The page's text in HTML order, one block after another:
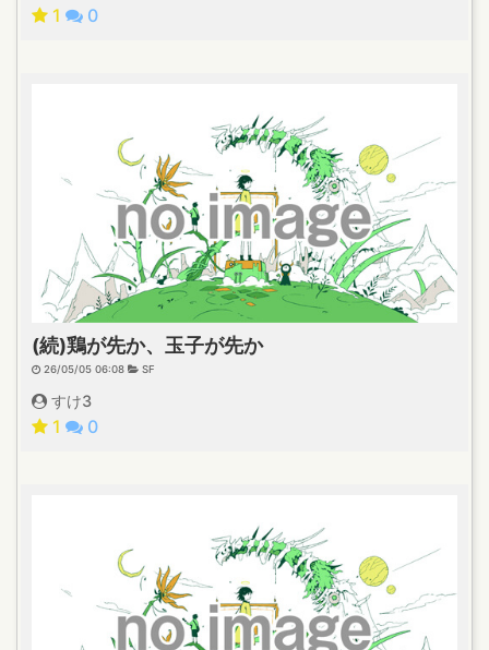
1 0
(続)鶏が先か、玉子が先か
26/05/05 06:08 SF
すけ3
1 0